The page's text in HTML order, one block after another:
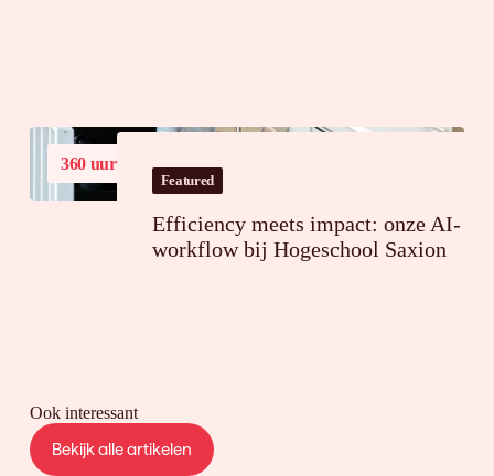
360 uurtijdsbesparing op jaarbasis
Featured
Efficiency meets impact: onze AI-
workflow bij Hogeschool Saxion
Ook interessant
Bekijk alle artikelen